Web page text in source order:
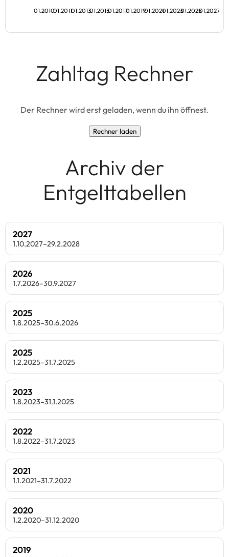
01.201001.201101.201301.201501.201701.201901.202101.202301.202501.2027
Zahltag Rechner
Der Rechner wird erst geladen, wenn du ihn öffnest.
Rechner laden
Archiv der
Entgelttabellen
2027
1.10.2027–29.2.2028
2026
1.7.2026–30.9.2027
2025
1.8.2025–30.6.2026
2025
1.2.2025–31.7.2025
2023
1.8.2023–31.1.2025
2022
1.8.2022–31.7.2023
2021
1.1.2021–31.7.2022
2020
1.2.2020–31.12.2020
2019